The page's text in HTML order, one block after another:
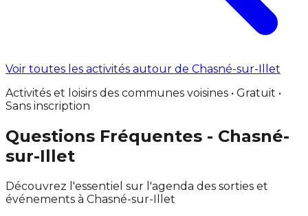
Voir toutes les activités autour de Chasné-sur-Illet
Activités et loisirs des communes voisines • Gratuit •
Sans inscription
Questions Fréquentes - Chasné-
sur-Illet
Découvrez l'essentiel sur l'agenda des sorties et
événements à Chasné-sur-Illet